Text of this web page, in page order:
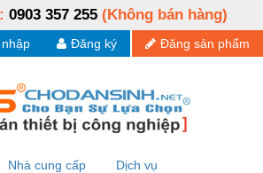
0903 357 255 (Không bán hàng)
Đăng sản phẩm
Đăng ký
Nhà cung cấp Dịch vụ